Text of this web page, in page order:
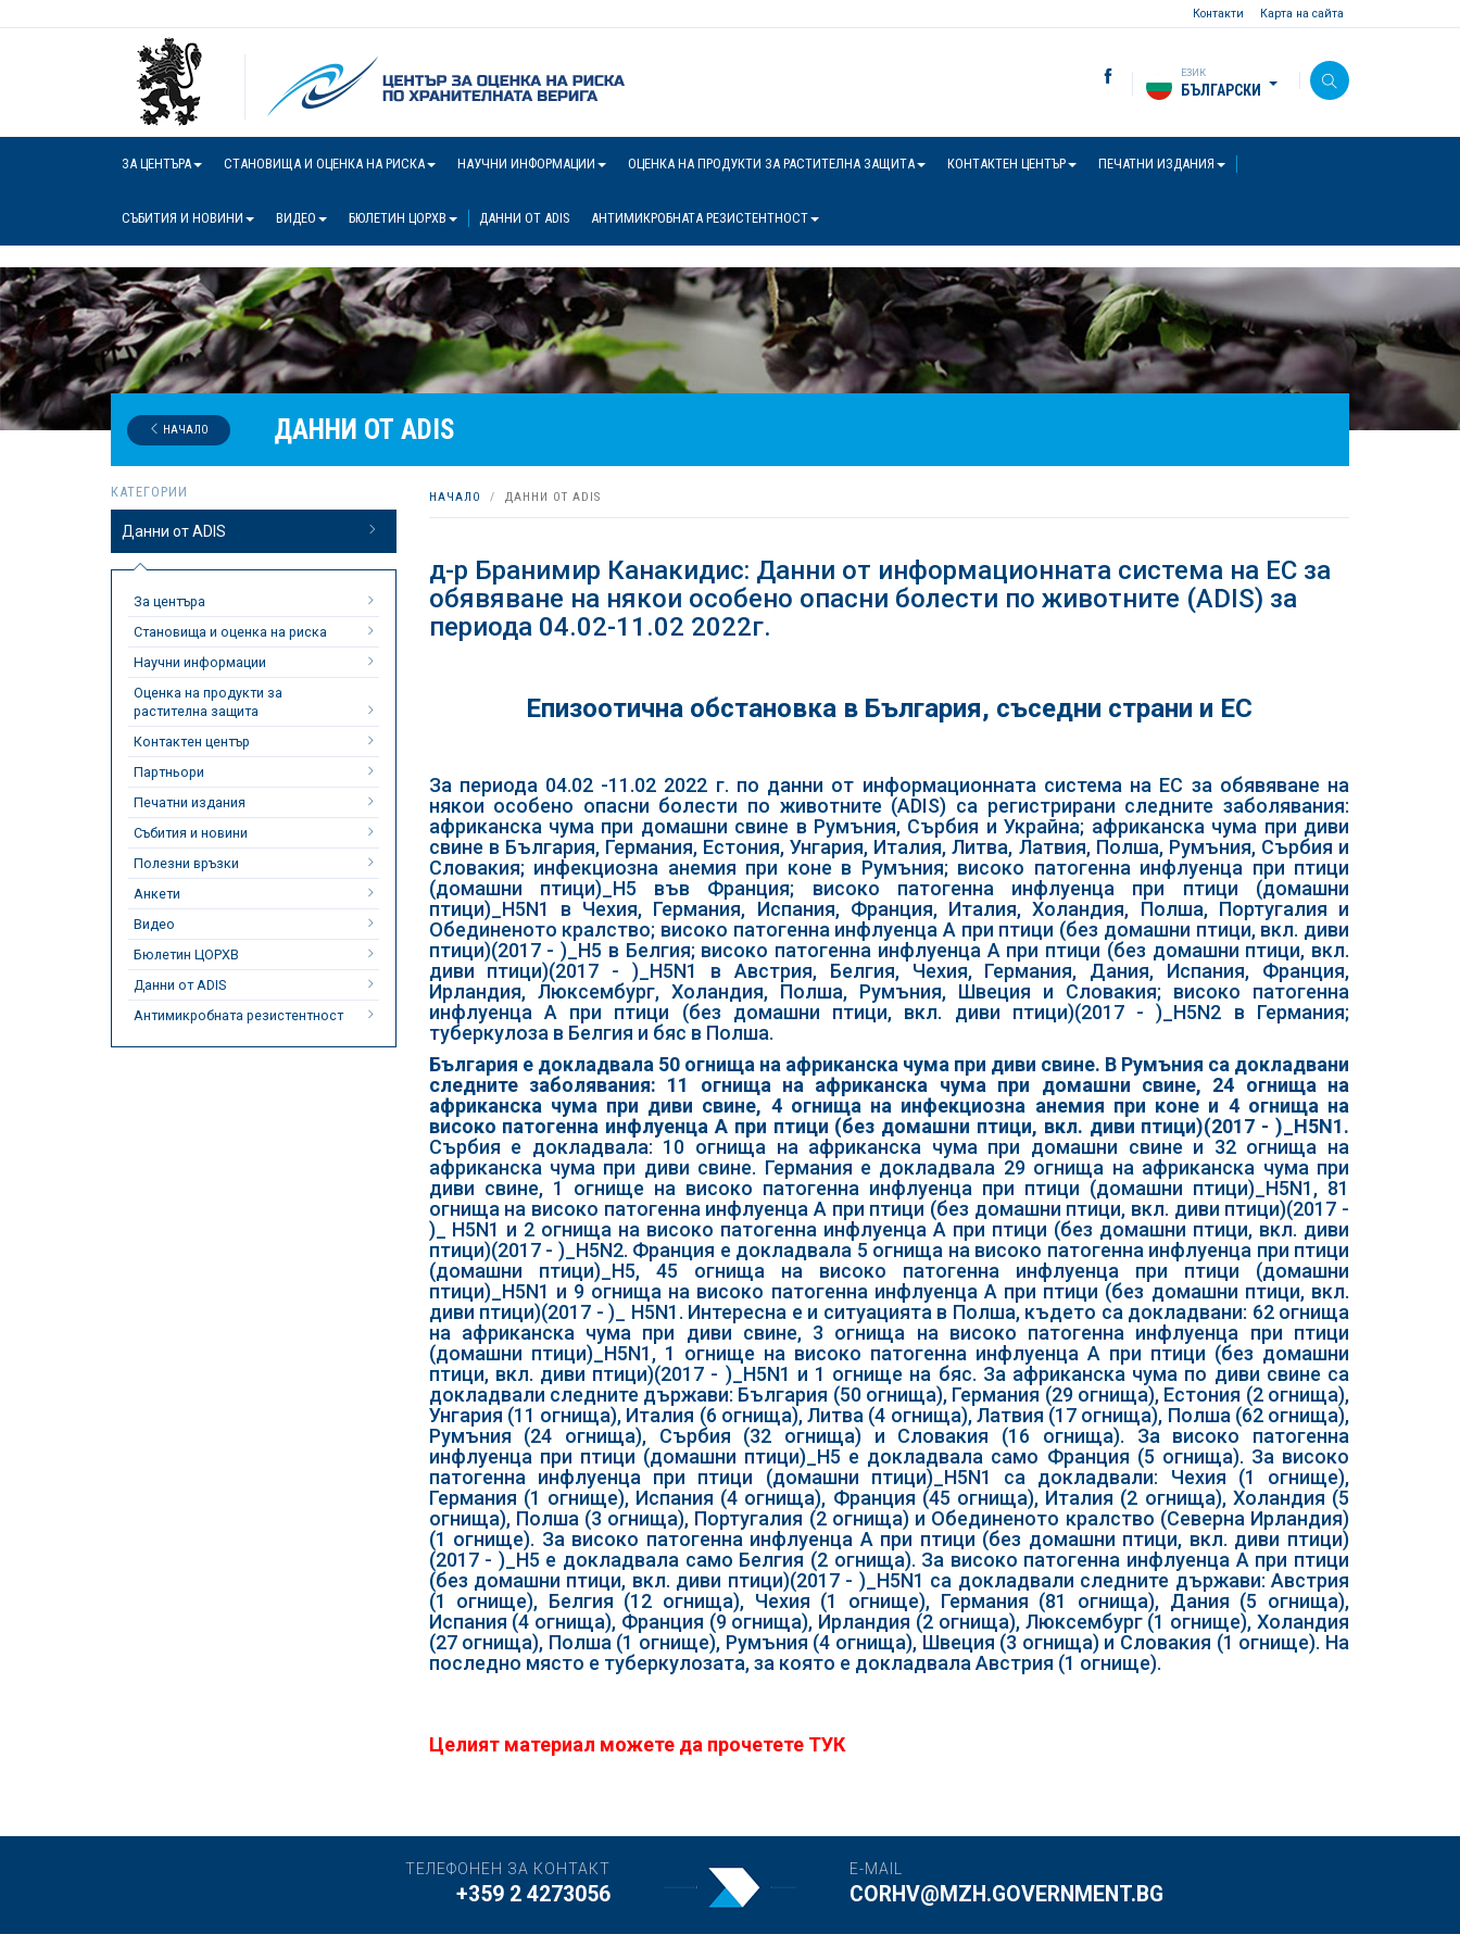
Контакти Карта на сайта
ЕЗИК
БЪЛГАРСКИ
ЗА ЦЕНТЪРА СТАНОВИЩА И ОЦЕНКА НА РИСКА НАУЧНИ ИНФОРМАЦИИ ОЦЕНКА НА ПРОДУКТИ ЗА РАСТИТЕЛНА ЗАЩИТА КОНТАКТЕН ЦЕНТЪР ПЕЧАТНИ ИЗДАНИЯ
СЪБИТИЯ И НОВИНИ ВИДЕО БЮЛЕТИН ЦОРХВ ДАННИ ОТ ADIS АНТИМИКРОБНАТА РЕЗИСТЕНТНОСТ
ДАННИ ОТ ADIS
НАЧАЛО
КАТЕГОРИИ
Данни от ADIS
За центъра
Становища и оценка на риска
Научни информации
Оценка на продукти за
растителна защита
Контактен център
Партньори
Печатни издания
Събития и новини
Полезни връзки
Анкети
Видео
Бюлетин ЦОРХВ
Данни от ADIS
Антимикробната резистентност
НАЧАЛО ДАННИ ОТ ADIS
д-р Бранимир Канакидис: Данни от информационната система на ЕС за
обявяване на някои особено опасни болести по животните (ADIS) за
периода 04.02-11.02 2022г.
Епизоотична обстановка в България, съседни страни и ЕС
За периода 04.02 -11.02 2022 г. по данни от информационната система на ЕС за обявяване на
някои особено опасни болести по животните (ADIS) са регистрирани следните заболявания:
африканска чума при домашни свине в Румъния, Сърбия и Украйна; африканска чума при диви
свине в България, Германия, Естония, Унгария, Италия, Литва, Латвия, Полша, Румъния, Сърбия и
Словакия; инфекциозна анемия при коне в Румъния; високо патогенна инфлуенца при птици
(домашни птици)_H5 във Франция; високо патогенна инфлуенца при птици (домашни
птици)_H5N1 в Чехия, Германия, Испания, Франция, Италия, Холандия, Полша, Португалия и
Обединеното кралство; високо патогенна инфлуенца А при птици (без домашни птици, вкл. диви
птици)(2017 - )_H5 в Белгия; високо патогенна инфлуенца А при птици (без домашни птици, вкл.
диви птици)(2017 - )_H5N1 в Австрия, Белгия, Чехия, Германия, Дания, Испания, Франция,
Ирландия, Люксембург, Холандия, Полша, Румъния, Швеция и Словакия; високо патогенна
инфлуенца А при птици (без домашни птици, вкл. диви птици)(2017 - )_H5N2 в Германия;
туберкулоза в Белгия и бяс в Полша.
България е докладвала 50 огнища на африканска чума при диви свине. В Румъния са докладвани
следните заболявания: 11 огнища на африканска чума при домашни свине, 24 огнища на
африканска чума при диви свине, 4 огнища на инфекциозна анемия при коне и 4 огнища на
високо патогенна инфлуенца А при птици (без домашни птици, вкл. диви птици)(2017 - )_H5N1.
Сърбия е докладвала: 10 огнища на африканска чума при домашни свине и 32 огнища на
африканска чума при диви свине. Германия е докладвала 29 огнища на африканска чума при
диви свине, 1 огнище на високо патогенна инфлуенца при птици (домашни птици)_H5N1, 81
огнища на високо патогенна инфлуенца А при птици (без домашни птици, вкл. диви птици)(2017 -
)_ H5N1 и 2 огнища на високо патогенна инфлуенца А при птици (без домашни птици, вкл. диви
птици)(2017 - )_H5N2. Франция е докладвала 5 огнища на високо патогенна инфлуенца при птици
(домашни птици)_Н5, 45 огнища на високо патогенна инфлуенца при птици (домашни
птици)_Н5N1 и 9 огнища на високо патогенна инфлуенца А при птици (без домашни птици, вкл.
диви птици)(2017 - )_ Н5N1. Интересна е и ситуацията в Полша, където са докладвани: 62 огнища
на африканска чума при диви свине, 3 огнища на високо патогенна инфлуенца при птици
(домашни птици)_Н5N1, 1 огнище на високо патогенна инфлуенца А при птици (без домашни
птици, вкл. диви птици)(2017 - )_Н5N1 и 1 огнище на бяс. За африканска чума по диви свине са
докладвали следните държави: България (50 огнища), Германия (29 огнища), Естония (2 огнища),
Унгария (11 огнища), Италия (6 огнища), Литва (4 огнища), Латвия (17 огнища), Полша (62 огнища),
Румъния (24 огнища), Сърбия (32 огнища) и Словакия (16 огнища). За високо патогенна
инфлуенца при птици (домашни птици)_Н5 е докладвала само Франция (5 огнища). За високо
патогенна инфлуенца при птици (домашни птици)_H5N1 са докладвали: Чехия (1 огнище),
Германия (1 огнище), Испания (4 огнища), Франция (45 огнища), Италия (2 огнища), Холандия (5
огнища), Полша (3 огнища), Португалия (2 огнища) и Обединеното кралство (Северна Ирландия)
(1 огнище). За високо патогенна инфлуенца А при птици (без домашни птици, вкл. диви птици)
(2017 - )_Н5 е докладвала само Белгия (2 огнища). За високо патогенна инфлуенца А при птици
(без домашни птици, вкл. диви птици)(2017 - )_H5N1 са докладвали следните държави: Австрия
(1 огнище), Белгия (12 огнища), Чехия (1 огнище), Германия (81 огнища), Дания (5 огнища),
Испания (4 огнища), Франция (9 огнища), Ирландия (2 огнища), Люксембург (1 огнище), Холандия
(27 огнища), Полша (1 огнище), Румъния (4 огнища), Швеция (3 огнища) и Словакия (1 огнище). На
последно място е туберкулозата, за която е докладвала Австрия (1 огнище).
Целият материал можете да прочетете ТУК
ТЕЛЕФОНЕН ЗА КОНТАКТ
+359 2 4273056
E-MAIL
CORHV@MZH.GOVERNMENT.BG